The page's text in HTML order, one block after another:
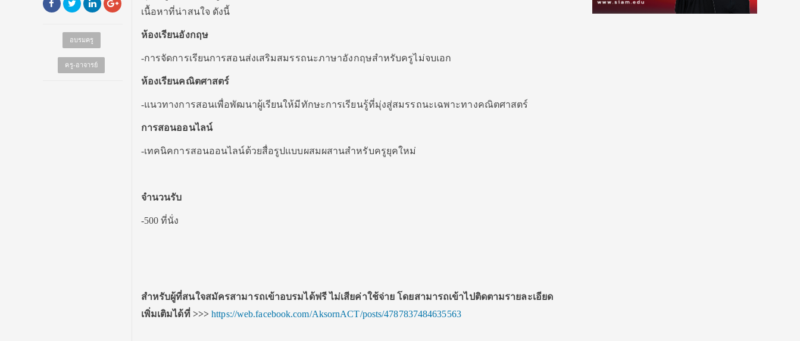
อบรมครู
ครู-อาจารย์
เนื้อหาที่น่าสนใจ ดังนี้
ห้องเรียนอังกฤษ
-การจัดการเรียนการสอนส่งเสริมสมรรถนะภาษาอังกฤษสำหรับครูไม่จบเอก
ห้องเรียนคณิตศาสตร์
-แนวทางการสอนเพื่อพัฒนาผู้เรียนให้มีทักษะการเรียนรู้ที่มุ่งสู่สมรรถนะเฉพาะทางคณิตศาสตร์
การสอนออนไลน์
-เทคนิคการสอนออนไลน์ด้วยสื่อรูปแบบผสมผสานสำหรับครูยุคใหม่
จำนวนรับ
-500 ที่นั่ง
สำหรับผู้ที่สนใจสมัครสามารถเข้าอบรมได้ฟรี ไม่เสียค่าใช้จ่าย โดยสามารถเข้าไปติดตามรายละเอียด
เพิ่มเติมได้ที่ >>>https://web.facebook.com/AksornACT/posts/4787837484635563